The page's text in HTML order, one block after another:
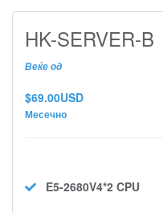
HK-SERVER-B
Веќе од
$69.00USD
Месечно
E5-2680V4*2 CPU